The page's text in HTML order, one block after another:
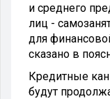
и среднего
лиц -
для
сказано в
Кредитные
будут